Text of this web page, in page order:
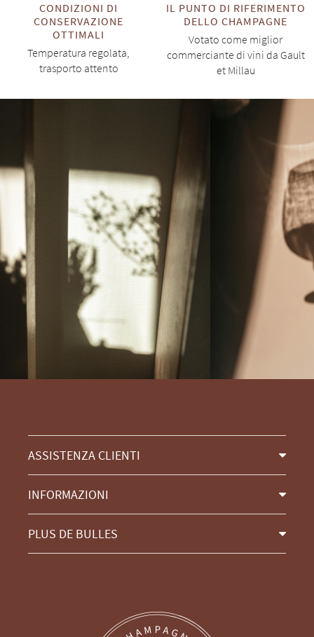
CONDIZIONI DI
CONSERVAZIONE
OTTIMALI
Temperatura regolata,
trasporto attento
IL PUNTO DI RIFERIMENTO
DELLO CHAMPAGNE
Votato come miglior
commerciante di vini da Gault
et Millau
ASSISTENZA CLIENTI
INFORMAZIONI
PLUS DE BULLES